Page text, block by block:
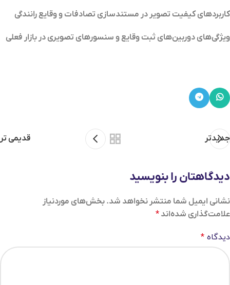
کاربردهای کیفیت تصویر در مستندسازی تصادفات و وقایع رانندگی
ویژگی‌های دوربین‌های ثبت وقایع و سنسورهای تصویری در بازار فعلی
جدیدتر قدیمی تر
دیدگاهتان را بنویسید
نشانی ایمیل شما منتشر نخواهد شد. بخش‌های موردنیاز
علامت‌گذاری شده‌اند *
دیدگاه *